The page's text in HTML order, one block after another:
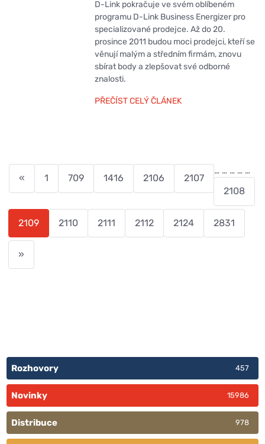
D-Link pokračuje ve svém oblíbeném
programu D-Link Business Energizer pro
specializované prodejce. Až do 20.
prosince 2011 budou moci prodejci, kteří se
věnují malým a středním firmám, znovu
sbírat body a zlepšovat své odborné
znalosti.
PŘEČÍST CELÝ ČLÁNEK
« 1
…
709
…
1416
…
2106
2107
2108
2109 2110 2111 2112
…
2124
…
2831
»
Rozhovory 457
Novinky 15986
Distribuce 978